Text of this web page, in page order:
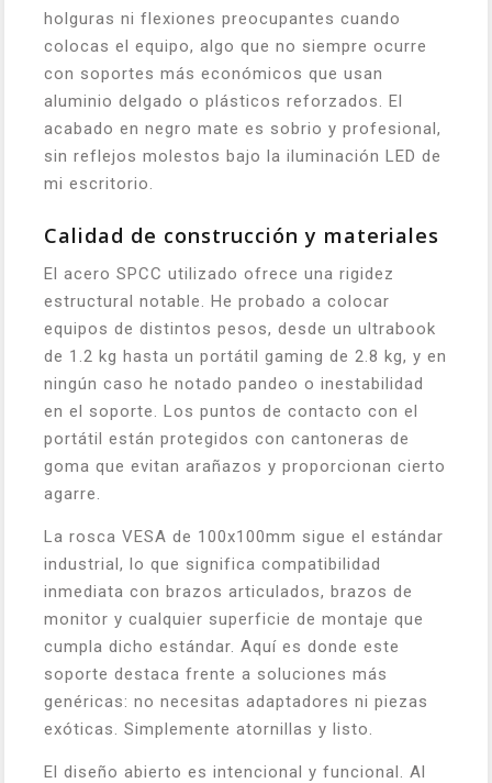
holguras ni flexiones preocupantes cuando
colocas el equipo, algo que no siempre ocurre
con soportes más económicos que usan
aluminio delgado o plásticos reforzados. El
acabado en negro mate es sobrio y profesional,
sin reflejos molestos bajo la iluminación LED de
mi escritorio.
Calidad de construcción y materiales
El acero SPCC utilizado ofrece una rigidez
estructural notable. He probado a colocar
equipos de distintos pesos, desde un ultrabook
de 1.2 kg hasta un portátil gaming de 2.8 kg, y en
ningún caso he notado pandeo o inestabilidad
en el soporte. Los puntos de contacto con el
portátil están protegidos con cantoneras de
goma que evitan arañazos y proporcionan cierto
agarre.
La rosca VESA de 100x100mm sigue el estándar
industrial, lo que significa compatibilidad
inmediata con brazos articulados, brazos de
monitor y cualquier superficie de montaje que
cumpla dicho estándar. Aquí es donde este
soporte destaca frente a soluciones más
genéricas: no necesitas adaptadores ni piezas
exóticas. Simplemente atornillas y listo.
El diseño abierto es intencional y funcional. Al